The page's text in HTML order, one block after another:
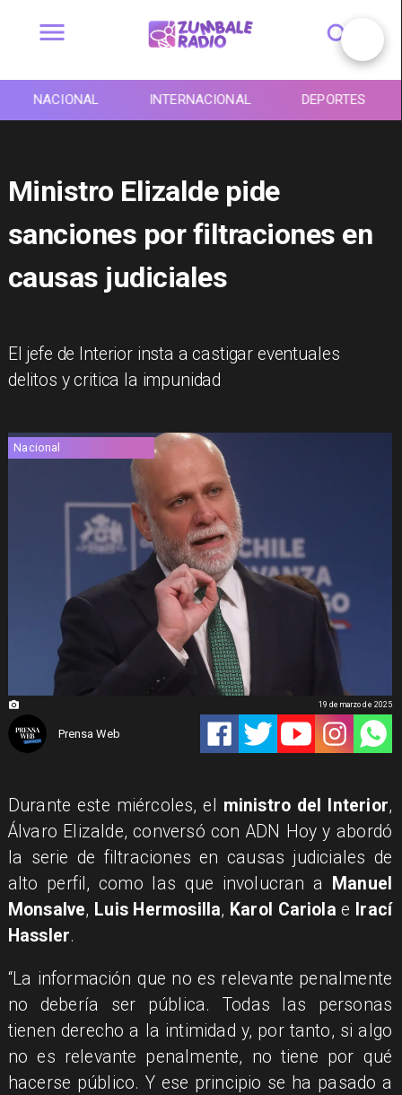
NACIONAL INTERNACIONAL DEPORTES
Ministro Elizalde pide
sanciones por filtraciones en
causas judiciales
El jefe de Interior insta a castigar eventuales
delitos y critica la impunidad
Nacional
Prensa Web
19 de marzo de 2025
Durante este miércoles, el ministro del Interior,
Álvaro Elizalde, conversó con ADN Hoy y abordó
la serie de filtraciones en causas judiciales de
alto perfil, como las que involucran a
Manuel
Monsalve, Luis Hermosilla, Karol Cariola e Irací
Hassler.
“La información que no es relevante penalmente
no debería ser pública. Todas las personas
tienen derecho a la intimidad y, por tanto, si algo
no es relevante penalmente, no tiene por qué
hacerse público. Y ese principio se ha pasado a